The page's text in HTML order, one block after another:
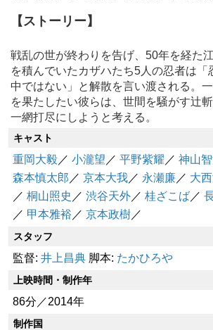
【ストーリー】
戦乱の世が終わりを告げ、50年を経た
を積んでいたカザハたち5人の忍者は「
中ではない」と解散を言い渡される。
を果たしたい彼らは、世間を騒がす辻
一網打尽にしようと考える。
キャスト
重岡大毅／小瀧望 ／平野紫耀 ／神山
森本慎太郎 ／京本大我／ 永瀬廉／ 大
／桐山照史 ／渋谷天外／桂ざこば／
／ 甲本雅裕／京本政樹／
スタッフ
監督:井上昌典 脚本: たかひろや
上映時間・制作年
86分／2014年
制作国